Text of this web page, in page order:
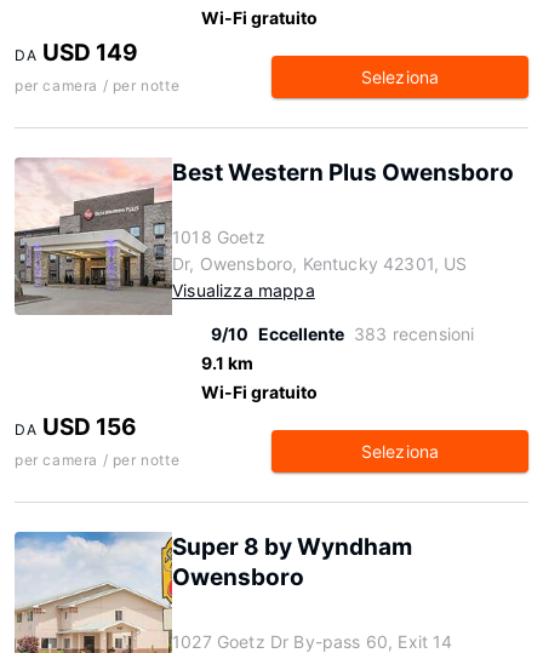
Wi-Fi gratuito
DA USD 149
per camera / per notte Seleziona
Best Western Plus Owensboro
1018 Goetz
Dr, Owensboro, Kentucky 42301, US
Visualizza mappa
9/10 Eccellente 383 recensioni
9.1 km
Wi-Fi gratuito
DA USD 156
per camera / per notte Seleziona
Super 8 by Wyndham
Owensboro
1027 Goetz Dr By-pass 60, Exit 14